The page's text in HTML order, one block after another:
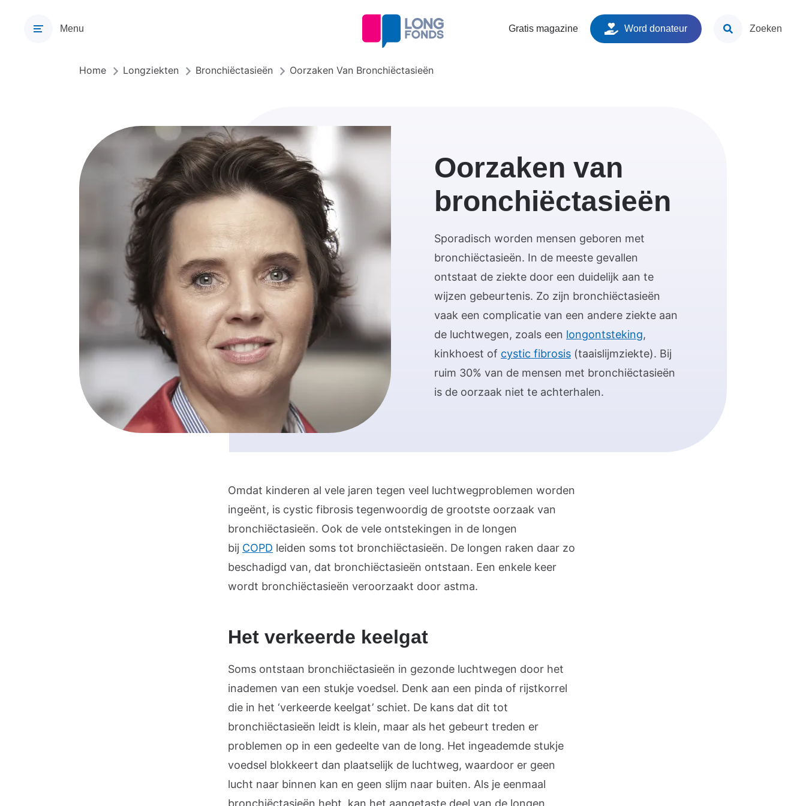
Menu Gratis magazine Word donateur Zoeken
Kruimelpad
Home Longziekten Bronchiëctasieën Oorzaken Van Bronchiëctasieën
Oorzaken van
bronchiëctasieën
Sporadisch worden mensen geboren met
bronchiëctasieën. In de meeste gevallen
ontstaat de ziekte door een duidelijk aan te
wijzen gebeurtenis. Zo zijn bronchiëctasieën
vaak een complicatie van een andere ziekte aan
de luchtwegen, zoals een longontsteking,
kinkhoest of cystic fibrosis (taaislijmziekte). Bij
ruim 30% van de mensen met bronchiëctasieën
is de oorzaak niet te achterhalen.
Omdat kinderen al vele jaren tegen veel luchtwegproblemen worden
ingeënt, is cystic fibrosis tegenwoordig de grootste oorzaak van
bronchiëctasieën. Ook de vele ontstekingen in de longen
bij COPD leiden soms tot bronchiëctasieën. De longen raken daar zo
beschadigd van, dat bronchiëctasieën ontstaan. Een enkele keer
wordt bronchiëctasieën veroorzaakt door astma.
Het verkeerde keelgat
Soms ontstaan bronchiëctasieën in gezonde luchtwegen door het
inademen van een stukje voedsel. Denk aan een pinda of rijstkorrel
die in het ‘verkeerde keelgat’ schiet. De kans dat dit tot
bronchiëctasieën leidt is klein, maar als het gebeurt treden er
problemen op in een gedeelte van de long. Het ingeademde stukje
voedsel blokkeert dan plaatselijk de luchtweg, waardoor er geen
lucht naar binnen kan en geen slijm naar buiten. Als je eenmaal
bronchiëctasieën hebt, kan het aangetaste deel van de longen